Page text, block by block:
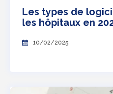
Les types de
les hôpitaux en
10/02/2025